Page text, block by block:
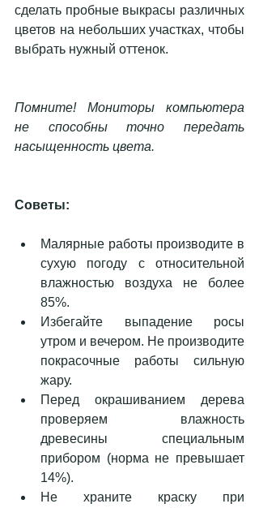
сделать пробные выкрасы различных
цветов на небольших участках, чтобы
выбрать нужный оттенок.
Помните! Мониторы компьютера
не способны точно передать
насыщенность цвета.
Советы:
Малярные работы производите в
сухую погоду с относительной
влажностью воздуха не более
85%.
Избегайте выпадение росы
утром и вечером. Не производите
покрасочные работы сильную
жару.
Перед окрашиванием дерева
проверяем влажность
древесины специальным
прибором (норма не превышает
14%).
Не храните краску при